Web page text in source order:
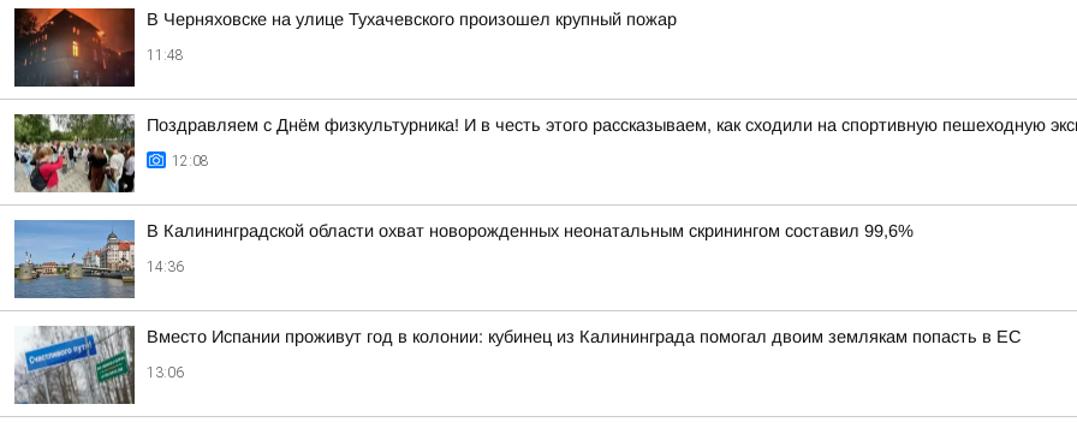
В Черняховске на улице Тухачевского произошел крупный пожар
11:48
Поздравляем с Днём физкультурника! И в честь этого рассказываем, как сходили на спортивную пешеходную
12:08
В Калининградской области охват новорожденных неонатальным скринингом составил 99,6%
14:36
Вместо Испании проживут год в колонии: кубинец из Калининграда помогал двоим землякам попасть в ЕС
13:06